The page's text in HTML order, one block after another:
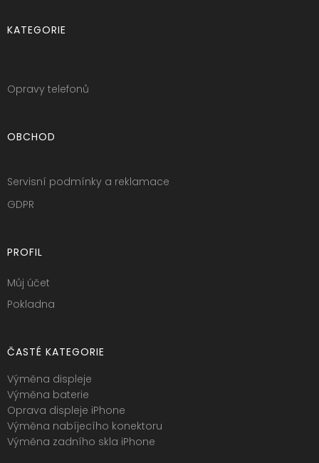
KATEGORIE
Opravy telefonů
OBCHOD
Servisní podmínky a reklamace
GDPR
PROFIL
Můj účet
Pokladna
ČASTÉ KATEGORIE
Výměna displeje
Výměna baterie
Oprava displeje iPhone
Výměna nabíjecího konektoru
Výměna zadního skla iPhone